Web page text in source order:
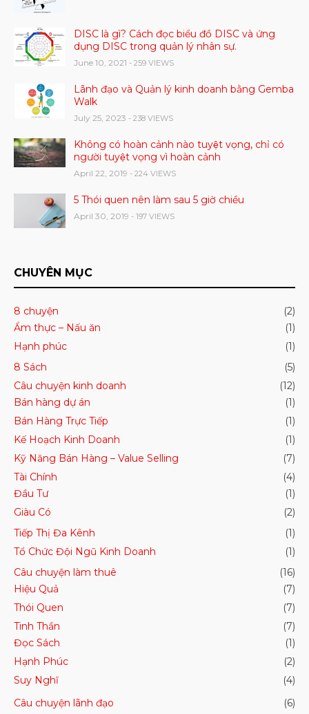
DISC là gì? Cách đọc biểu đồ DISC và ứng
dụng DISC trong quản lý nhân sự.
June 10, 2021 - 259 VIEWS
Lãnh đạo và Quản lý kinh doanh bằng Gemba
Walk
July 25, 2023 - 238 VIEWS
Không có hoàn cảnh nào tuyệt vọng, chỉ có
người tuyệt vọng vì hoàn cảnh
April 22, 2019 - 224 VIEWS
5 Thói quen nên làm sau 5 giờ chiều
April 30, 2019 - 197 VIEWS
CHUYÊN MỤC
8 chuyện
(2)
Ẩm thực – Nấu ăn
(1)
Hạnh phúc
(1)
8 Sách
(5)
Câu chuyện kinh doanh
(12)
Bán hàng dự án
(1)
Bán Hàng Trực Tiếp
(1)
Kế Hoạch Kinh Doanh
(1)
Kỹ Năng Bán Hàng – Value Selling
(7)
Tài Chính
(4)
Đầu Tư
(1)
Giàu Có
(2)
Tiếp Thị Đa Kênh
(1)
Tổ Chức Đội Ngũ Kinh Doanh
(1)
Câu chuyện làm thuê
(16)
Hiệu Quả
(7)
Thói Quen
(7)
Tinh Thần
(7)
Đọc Sách
(1)
Hạnh Phúc
(2)
Suy Nghĩ
(4)
Câu chuyện lãnh đạo
(6)